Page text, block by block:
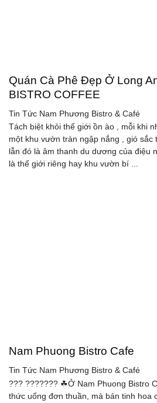
Quán Cà Phê Đẹp Ở Long
BISTRO COFFEE
Tin Tức Nam Phương Bistro & Café
Tách biệt khỏi thế giới ồn ào , mỗi khi
một khu vườn tràn ngập nắng , gió sắc
lẫn đó là âm thanh du dương của
là thế giới riêng hay khu vườn bí ...
Nam Phuong Bistro Cafe
Tin Tức Nam Phương Bistro & Café
??? ??????? ☘Ở Nam Phuong Bistro
thức uống đơn thuần, mà bán tinh hoa